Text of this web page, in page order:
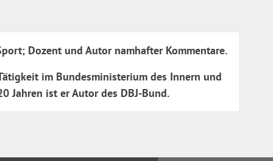
Dozent und Autor namhafter Kommentare.
im Bundesministerium des Innern und
Jahren ist er Autor des DBJ-Bund.